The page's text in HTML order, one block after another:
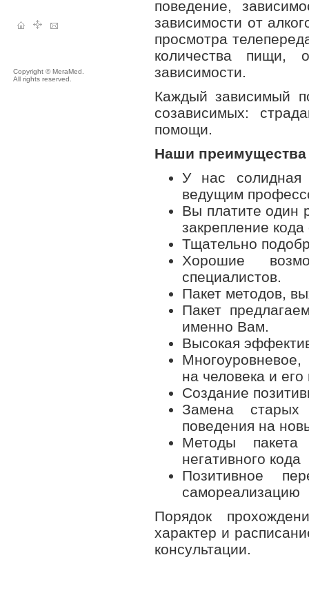
Copyright © MeraMed.
All rights reserved.
поведение,
зависимости от
просмотра
количества пищи,
зависимости.
Каждый зависимый
созависимых:
помощи.
Наши преимущества
У нас солидная
ведущим
Вы платите один
закрепление
Тщательно
Хорошие
специалистов.
Пакет методов,
Пакет
именно Вам.
Высокая
на человека и его
Создание
Замена старых
поведения на
Методы пакета
негативного кода
Позитивное
самореализацию
Порядок
характер и
консультации.